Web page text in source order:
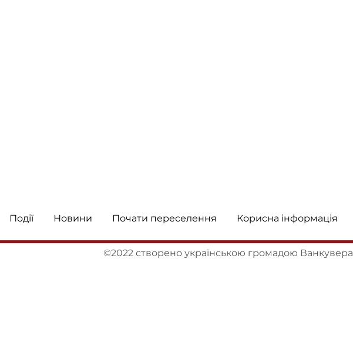
Події Новини Почати переселення Корисна інформація
©2022 створено українською громадою Ванкувера